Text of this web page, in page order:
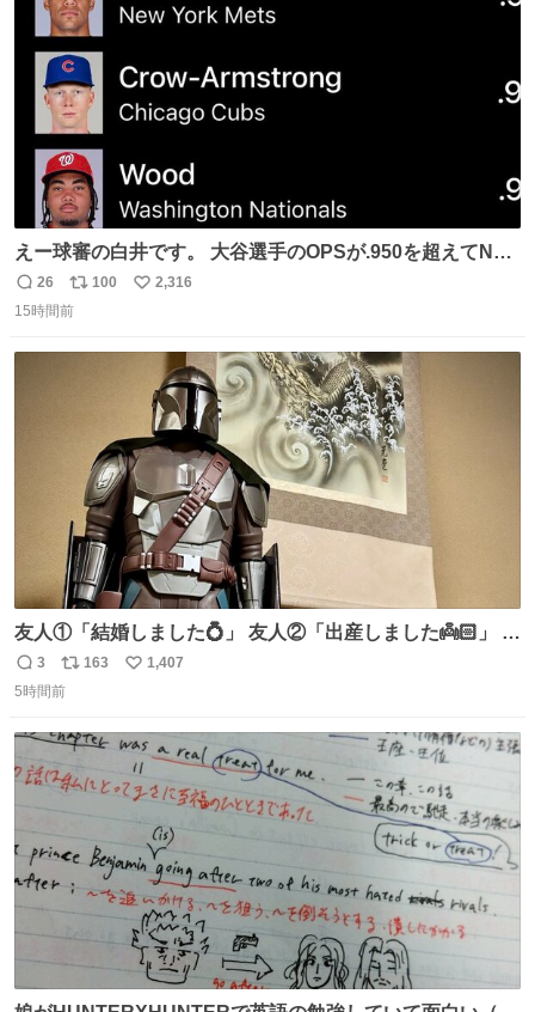
数
えー球審の白井です。 大谷選手のOPSが.950を超えてNL
１位に躍り出ました。
返
信
26
リ
ポ
100
い
2,316
15時間前
友人①「結婚しました💍」 友人②「出産しました👼🏻」 友
人③「マイホーム建てました🏡」 私「ｺｽﾄｺのﾃﾞｨﾝ・ｼﾞｬﾘﾝ
さんを床の間に飾ってみました」
返
信
3
リ
ポ
ト
数
163
い
数
1,407
5時間前